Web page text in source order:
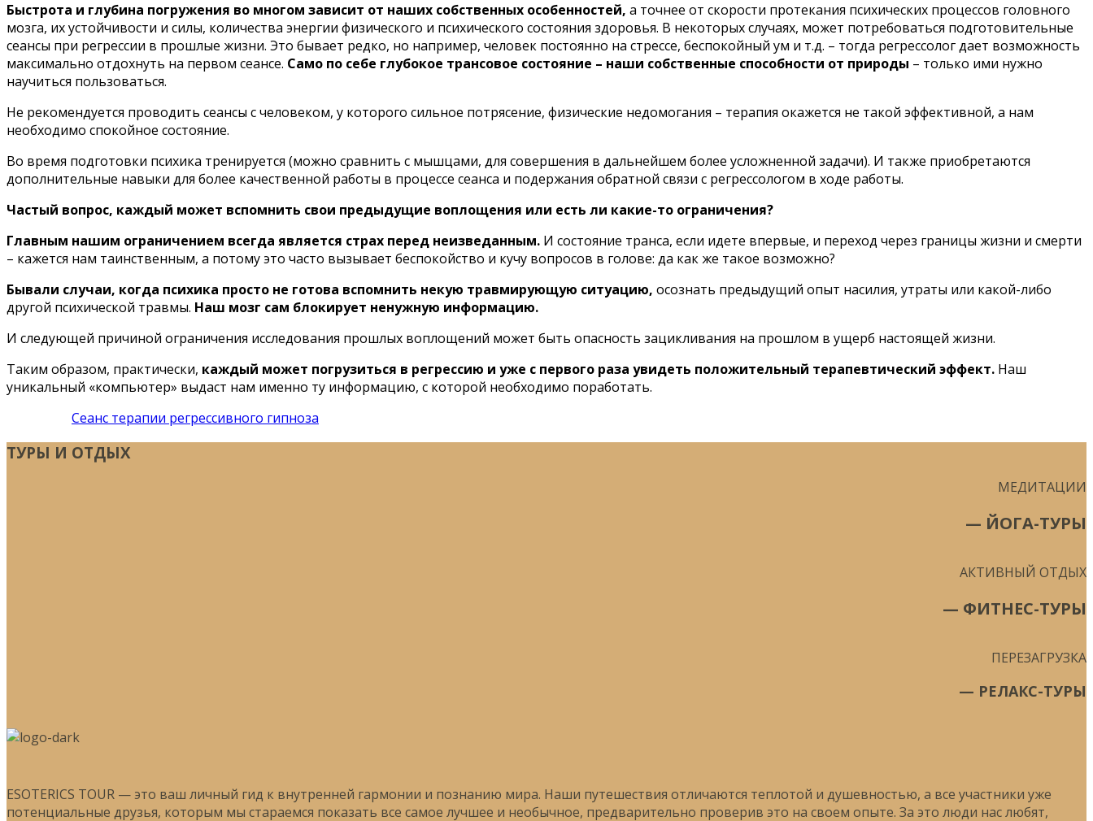
Быстрота и глубина погружения во многом зависит от наших собственных особенностей, а точнее от скорости протекания психических процессов головного
мозга, их устойчивости и силы, количества энергии физического и психического состояния здоровья. В некоторых случаях, может потребоваться подготовительные
сеансы при регрессии в прошлые жизни. Это бывает редко, но например, человек постоянно на стрессе, беспокойный ум и т.д. – тогда регрессолог дает возможность
максимально отдохнуть на первом сеансе. Само по себе глубокое трансовое состояние – наши собственные способности от природы – только ими нужно
научиться пользоваться.
Не рекомендуется проводить сеансы с человеком, у которого сильное потрясение, физические недомогания – терапия окажется не такой эффективной, а нам
необходимо спокойное состояние.
Во время подготовки психика тренируется (можно сравнить с мышцами, для совершения в дальнейшем более усложненной задачи). И также приобретаются
дополнительные навыки для более качественной работы в процессе сеанса и подержания обратной связи с регрессологом в ходе работы.
Частый вопрос, каждый может вспомнить свои предыдущие воплощения или есть ли какие-то ограничения?
Главным нашим ограничением всегда является страх перед неизведанным. И состояние транса, если идете впервые, и переход через границы жизни и смерти
– кажется нам таинственным, а потому это часто вызывает беспокойство и кучу вопросов в голове: да как же такое возможно?
Бывали случаи, когда психика просто не готова вспомнить некую травмирующую ситуацию, осознать предыдущий опыт насилия, утраты или какой-либо
другой психической травмы. Наш мозг сам блокирует ненужную информацию.
И следующей причиной ограничения исследования прошлых воплощений может быть опасность зацикливания на прошлом в ущерб настоящей жизни.
Таким образом, практически, каждый может погрузиться в регрессию и уже с первого раза увидеть положительный терапевтический эффект. Наш
уникальный «компьютер» выдаст нам именно ту информацию, с которой необходимо поработать.
Сеанс терапии регрессивного гипноза
ТУРЫ И ОТДЫХ
МЕДИТАЦИИ
— ЙОГА-ТУРЫ
АКТИВНЫЙ ОТДЫХ
— ФИТНЕС-ТУРЫ
ПЕРЕЗАГРУЗКА
— РЕЛАКС-ТУРЫ
ESOTERICS TOUR — это ваш личный гид к внутренней гармонии и познанию мира. Наши путешествия отличаются теплотой и душевностью, а все участники уже
потенциальные друзья, которым мы стараемся показать все самое лучшее и необычное, предварительно проверив это на своем опыте. За это люди нас любят,